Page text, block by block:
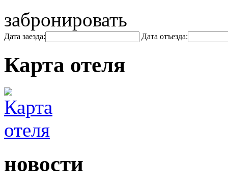
забронировать
Дата заезда: Дата отъезда:
Карта отеля
новости